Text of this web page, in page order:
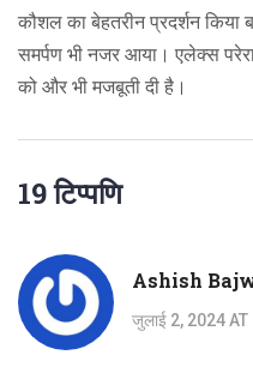
कौशल का बेहतरीन प्रदर्शन
समर्पण भी नजर आया। एलेक्स
को और भी मजबूती दी है।
19 टिप्पणि
Ashish
जुलाई 2, 2024